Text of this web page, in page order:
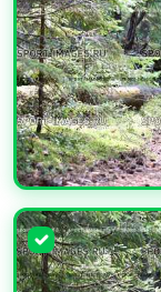
УВЕЛИЧИТЬ